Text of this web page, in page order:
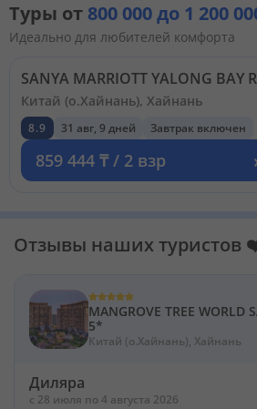
Туры от 800 000 до 1 200
Идеально для любителей комфорта
Китай (о.Хайнань), Хайнань
8.9 31 авг, 9 дней Завтрак включен
859 444 ₸ / 2 взр
Отзывы наших туристов
MANGROVE TREE WORLD
5*
Китай (о.Хайнань), Хайнань
Диляра
c 28 июля по 4 августа 2026